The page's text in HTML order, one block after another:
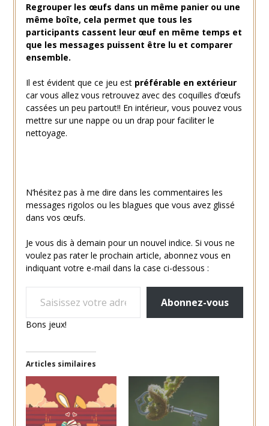
Regrouper les œufs dans un même panier ou une
même boîte, cela permet que tous les
participants cassent leur œuf en même temps et
que les messages puissent être lu et comparer
ensemble.
Il est évident que ce jeu estpréférable en extérieur
car vous allez vous retrouvez avec des coquilles d’œufs
cassées un peu partout!! En intérieur, vous pouvez vous
mettre sur une nappe ou un drap pour faciliter le
nettoyage.
N’hésitez pas à me dire dans les commentaires les
messages rigolos ou les blagues que vous avez glissé
dans vos œufs.
Je vous dis à demain pour un nouvel indice. Si vous ne
voulez pas rater le prochain article, abonnez vous en
indiquant votre e-mail dans la case ci-dessous :
SAISISSEZ VOTRE ADRESSE E-MAIL…
Abonnez-vous
Bons jeux!
Articles similaires